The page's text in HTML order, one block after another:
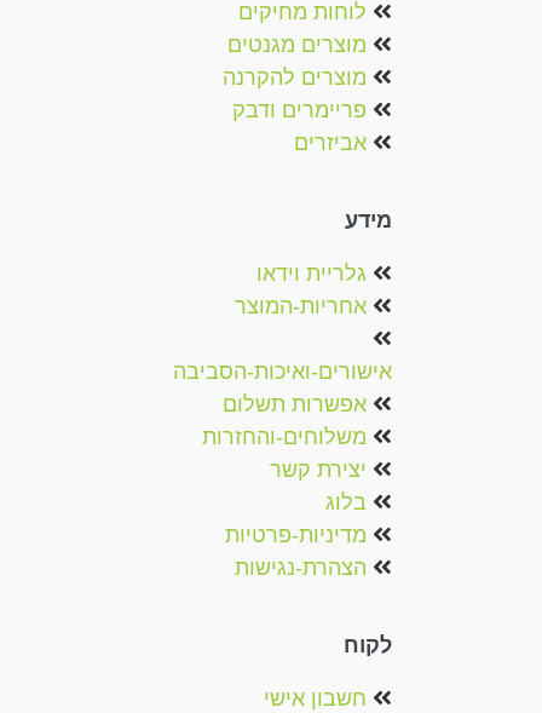
לוחות מחיקים
מוצרים מגנטים‏‏‎
מוצרים להקרנה‎
פריימרים ודבק
אביזרים
מידע
גלריית וידאו
אחריות-המוצר
אישורים-ואיכות-הסביבה
אפשרות תשלום
משלוחים-והחזרות
יצירת קשר
בלוג
מדיניות-פרטיות
הצהרת-נגישות
לקוח
חשבון אישי